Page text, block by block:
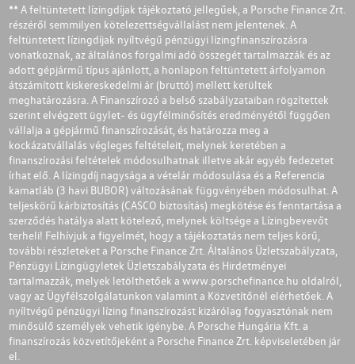
** A feltüntetett lízingdíjak tájékoztató jellegűek, a Porsche Finance Zrt.
részéről semmilyen kötelezettségvállalást nem jelentenek. A
feltüntetett lízingdíjak nyíltvégű pénzügyi lízingfinanszírozásra
vonatkoznak, az általános forgalmi adó összegét tartalmazzák és az
adott gépjármű típus ajánlott, a honlapon feltüntetett árfolyamon
átszámított kiskereskedelmi ár (bruttó) mellett kerültek
meghatározásra. A Finanszírozó a belső szabályzataiban rögzítettek
szerint elvégzett ügylet- és ügyfélminősítés eredményétől függően
vállalja a gépjármű finanszírozását, és határozza meg a
kockázatvállalás végleges feltételeit, melynek keretében a
finanszírozási feltételek módosulhatnak illetve akár egyéb fedezetet
írhat elő. A lízingdíj nagysága a vételár módosulása és a Referencia
kamatláb (3 havi BUBOR) változásának függvényében módosulhat. A
teljeskörű kárbiztosítás (CASCO biztosítás) megkötése és fenntartása a
szerződés hatálya alatt kötelező, melynek költsége a Lízingbevevőt
terheli! Felhívjuk a figyelmét, hogy a tájékoztatás nem teljes körű,
további részleteket a Porsche Finance Zrt. Általános Üzletszabályzata,
Pénzügyi Lízingügyletek Üzletszabályzata és Hirdetményei
tartalmazzák, melyek letölthetőek a www.porschefinance.hu oldalról,
vagy az Ügyfélszolgálatunkon valamint a Közvetítőnél elérhetőek. A
nyíltvégű pénzügyi lízing finanszírozást kizárólag fogyasztónak nem
minősülő személyek vehetik igénybe. A Porsche Hungária Kft. a
finanszírozás közvetítőjeként a Porsche Finance Zrt. képviseletében jár
el.